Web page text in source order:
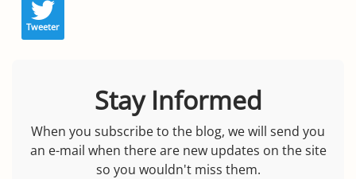
Tweeter
Stay Informed
When you subscribe to the blog, we will send you
an e-mail when there are new updates on the site
so you wouldn't miss them.